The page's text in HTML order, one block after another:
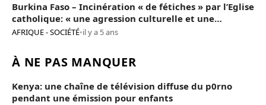
Burkina Faso – Incinération « de fétiches » par l’Eglise
catholique: « une agression culturelle et une
provocation de trop »
AFRIQUE - SOCIÉTÉ•il y a 5 ans
À NE PAS MANQUER
Kenya: une chaîne de télévision diffuse du p0rno
pendant une émission pour enfants